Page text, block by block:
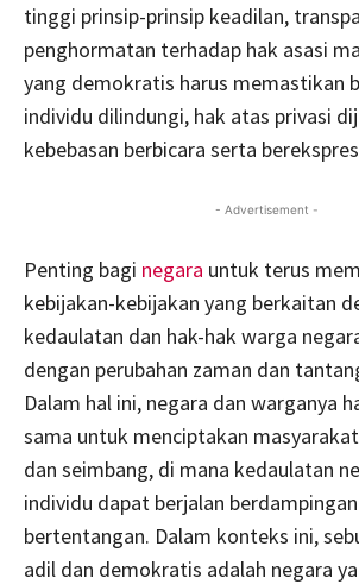
tinggi prinsip-prinsip keadilan,
penghormatan terhadap hak asasi
yang demokratis harus memastikan
individu dilindungi, hak atas privasi
kebebasan berbicara serta
- Advertisement -
Penting bagi negara untuk terus
kebijakan-kebijakan yang berkaitan
kedaulatan dan hak-hak warga
dengan perubahan zaman dan
Dalam hal ini, negara dan warganya
sama untuk menciptakan
dan seimbang, di mana kedaulatan
individu dapat berjalan
bertentangan. Dalam konteks ini,
adil dan demokratis adalah negara